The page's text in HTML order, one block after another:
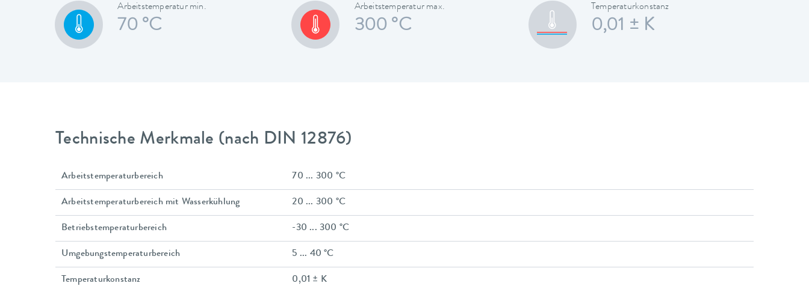
Arbeitstemperatur min.
70 °C
Arbeitstemperatur max.
300 °C
Temperaturkonstanz
0,01 ± K
Technische Merkmale (nach DIN 12876)
Arbeitstemperaturbereich 70 ... 300 °C
Arbeitstemperaturbereich mit Wasserkühlung 20 ... 300 °C
Betriebstemperaturbereich -30 ... 300 °C
Umgebungstemperaturbereich 5 ... 40 °C
Temperaturkonstanz 0,01 ± K